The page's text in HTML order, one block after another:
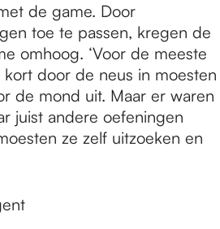
de game. Door
toe te passen, kregen de
omhoog. ‘Voor de meeste
door de neus in moesten
de mond uit. Maar er waren
juist andere oefeningen
ze zelf uitzoeken en